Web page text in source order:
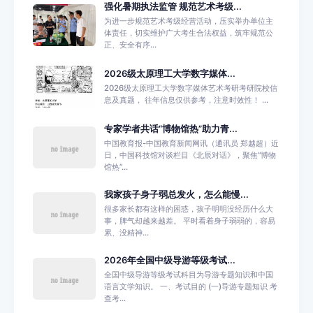
强化暑期执法监管 规范艺术考级...
为进一步规范艺术考级经营活动，压实举办单位主
体责任，切实维护广大考生合法权益，筑牢规范公
正、安全有序...
2026级太原理工大学数字媒体...
2026级太原理工大学数字媒体艺术考研考研院校信
息及真题， 往年信息仅供参考，注意时效性！ ...
专家学者共话“博物馆热”助力青...
中国教育报-中国教育新闻网讯（通讯员 郑越超）近
日，中国科技馆对谈栏目《北辰对话》，聚焦“博物
馆热”...
我家孩子身子弱总发火，怎么能慢...
很多家长都有这样的困惑，孩子明明没经历什么大
事，脾气却越来越差。 平时看着身子弱弱的，容易
累、没精神...
2026年全国中级导游等级考试...
全国中级导游等级考试科目为导游专题知识和中国
语言文学知识。 一、考试目的 (一)导游专题知识 考
查考...